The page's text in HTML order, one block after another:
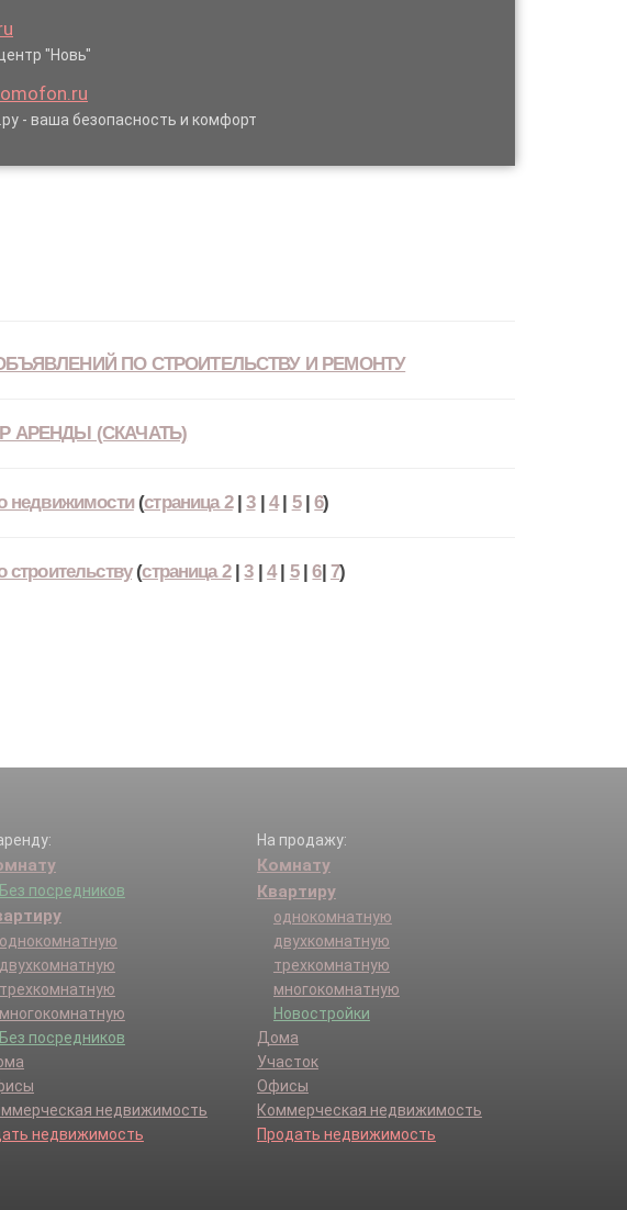
"Новь"
- ваша безопасность и комфорт
ПО СТРОИТЕЛЬСТВУ И РЕМОНТУ
АРЕНДЫ (СКАЧАТЬ)
недвижимости(страница 2|3| 4| 5|6)
строительству(страница 2|3|4| 5|6| 7)
Без посредников
однокомнатную
двухкомнатную
трехкомнатную
многокомнатную
Без посредников
недвижимость
недвижимость
На продажу:
Комнату
Квартиру
однокомнатную
двухкомнатную
трехкомнатную
многокомнатную
Новостройки
Дома
Участок
Офисы
Коммерческая недвижимость
Продать недвижимость